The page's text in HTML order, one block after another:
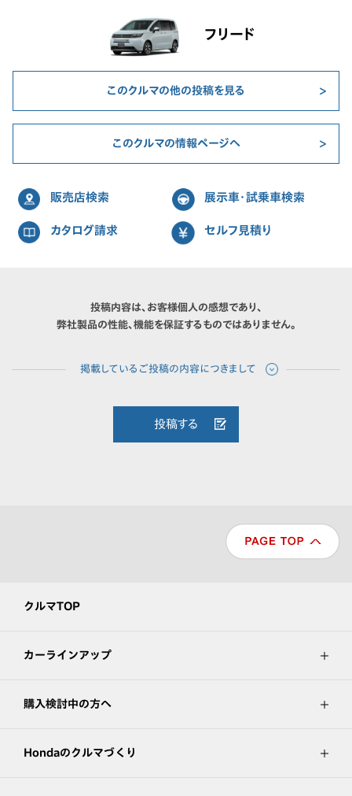
フリード
このクルマの他の投稿を見る
このクルマの情報ページへ
販売店検索 展示車・試乗車検索
カタログ請求 セルフ見積り
投稿内容は、お客様個人の感想であり、
弊社製品の性能、機能を保証するものではありません。
投稿する
クルマTOP
カーラインアップ
購入検討中の方へ
Hondaのクルマづくり